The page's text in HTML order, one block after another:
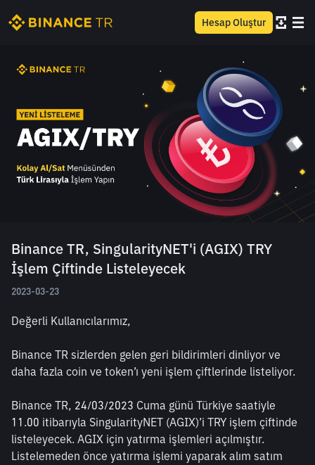
Hesap Oluştur
Binance TR, SingularityNET'i (AGIX) TRY
İşlem Çiftinde Listeleyecek
2023-03-23
Değerli Kullanıcılarımız,
Binance TR sizlerden gelen geri bildirimleri dinliyor ve
daha fazla coin ve token’ı yeni işlem çiftlerinde listeliyor.
Binance TR, 24/03/2023 Cuma günü Türkiye saatiyle
11.00 itibarıyla SingularityNET (AGIX)’i TRY işlem çiftinde
listeleyecek. AGIX için yatırma işlemleri açılmıştır.
Listelemeden önce yatırma işlemi yaparak alım satım